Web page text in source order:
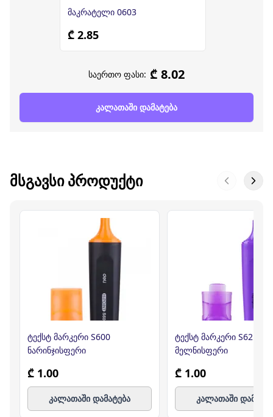
მაკრატელი 0603
₾ 2.85
საერთო ფასი: ₾ 8.02
კალათაში დამატება
ᲛᲡᲒᲐᲕᲡᲘ ᲞᲠᲝᲓᲣᲥᲢᲘ
ტექსტ მარკერი S600
ნარინჯისფერი
₾ 1.00
კალათაში დამატება
ტექსტ მარკერი S621/P
მელნისფერი
₾ 1.00
კალათაში